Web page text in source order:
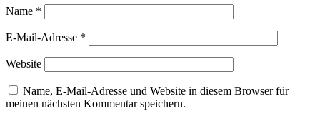
Name *
E-Mail-Adresse *
Website
Name, E-Mail-Adresse und Website in diesem Browser für
meinen nächsten Kommentar speichern.